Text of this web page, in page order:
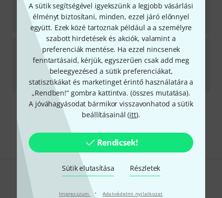
A sütik segítségével igyekszünk a legjobb vásárlási
élményt biztosítani, minden, ezzel járó előnnyel
együtt. Ezek közé tartoznak például a a személyre
szabott hirdetések és akciók, valamint a
preferenciák mentése. Ha ezzel nincsenek
fenntartásaid, kérjük, egyszerűen csak add meg
beleegyezésed a sütik preferenciákat,
statisztikákat és marketinget érintő használatára a
„Rendben!” gombra kattintva. (összes mutatása).
A jóváhagyásodat bármikor visszavonhatod a sütik
beállításainál (itt).
Rendicsek!
Sütik elutasítása Részletek
Impresszum · Adatvédelmi nyilatkozat
Azonnal szállítható
2 499 Ft
38 446.15 Ft/ l
La Tromba Anti Condens Fluid
Azonnal szállítható
1 590Ft
144 545.45Ft/ l
Díjmentes szállítás 79 000 Ft fölött
Minden ár tartalmazza az ÁFÁ-t
Tetszik, amit látsz?